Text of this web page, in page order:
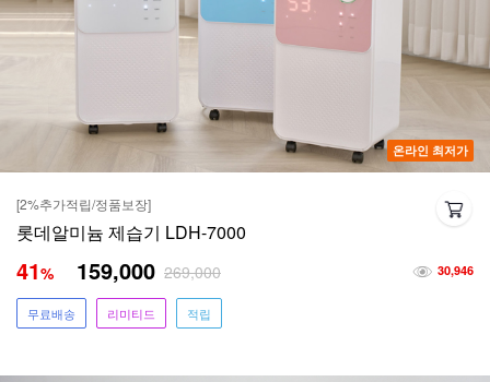
온라인 최저가
[2%추가적립/정품보장]
롯데알미늄 제습기 LDH-7000
30,946
41% 159,000 269,000
무료배송 리미티드 적립